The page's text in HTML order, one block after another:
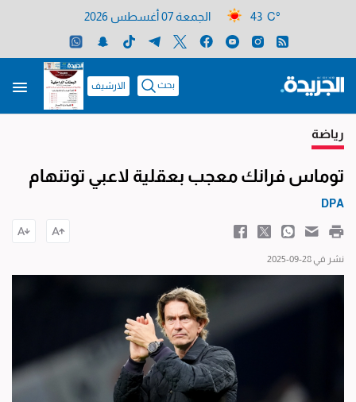
43 C° الجمعة 07 أغسطس 2026
بحث الارشيف
رياضة
توماس فرانك معجب بعقلية لاعبي توتنهام
DPA
نشر في 28-09-2025